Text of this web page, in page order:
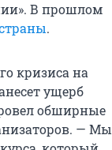
В прошлом
.
кризиса на
ущерб
обширные
— Мы